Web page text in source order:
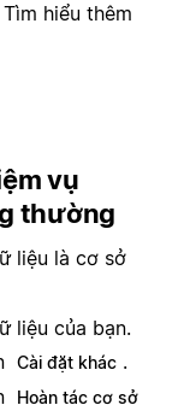
hiểu thêm
vụ
thường
liệu là cơ sở
liệu của bạn.
Cài đặt khác .
Hoàn tác cơ sở